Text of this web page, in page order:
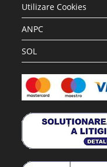
Utilizare Cookies
ANPC
SOL